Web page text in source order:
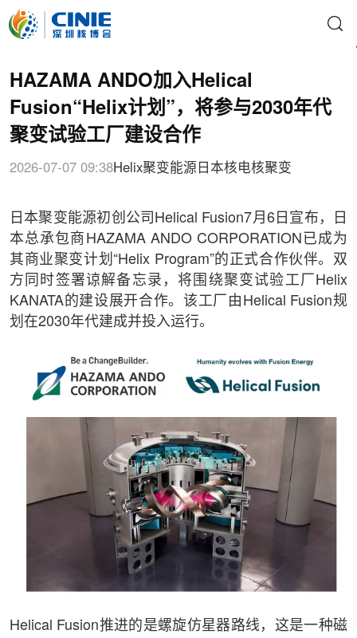
HAZAMA ANDO加入Helical
Fusion“Helix计划”，将参与2030年代
聚变试验工厂建设合作
2026-07-07 09:38Helix聚变能源 日本核电核聚变
日本聚变能源初创公司Helical Fusion7月6日宣布，日
本总承包商HAZAMA ANDO CORPORATION已成为
其商业聚变计划“Helix Program”的正式合作伙伴。双
方同时签署谅解备忘录，将围绕聚变试验工厂Helix
KANATA的建设展开合作。该工厂由Helical Fusion规
划在2030年代建成并投入运行。
Helical Fusion推进的是螺旋仿星器路线，这是一种磁